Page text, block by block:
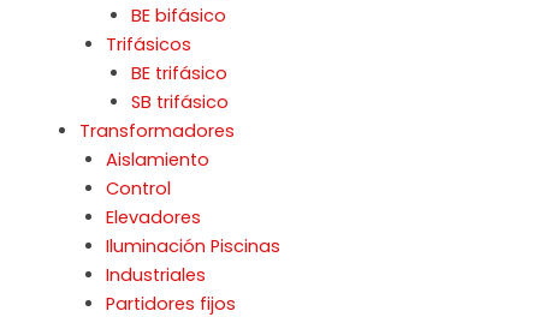
BE bifásico
Trifásicos
BE trifásico
SB trifásico
Transformadores
Aislamiento
Control
Elevadores
Iluminación Piscinas
Industriales
Partidores fijos